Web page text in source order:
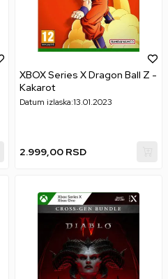
XBOX Series X Dragon Ball Z -
Kakarot
Datum izlaska:13.01.2023
2.999,00 RSD